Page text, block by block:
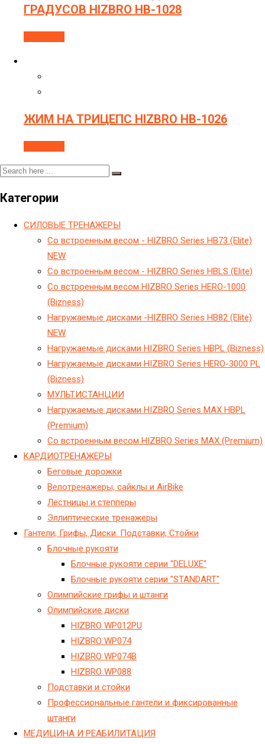
ГРАДУСОВ HIZBRO HB-1028
ЖИМ НА ТРИЦЕПС HIZBRO HB-1026
Категории
CИЛОВЫЕ ТРЕНАЖЕРЫ
Cо встроенным весом - HIZBRO Series HB73 (Elite)
NEW
Cо встроенным весом - HIZBRO Series HBLS (Elite)
Cо встроенным весом HIZBRO Series HERO-1000
(Bizness)
Hагружаемые дисками -HIZBRO Series HB82 (Elite)
NEW
Hагружаемые дисками HIZBRO Series HBPL (Bizness)
Hагружаемые дисками HIZBRO Series HERO-3000 PL
(Bizness)
МУЛЬТИСТАНЦИИ
Нагружаемые дисками HIZBRO Series MAX HBPL
(Premium)
Со встроенным весом HIZBRO Series MAX (Premium)
KАРДИОТРЕНАЖЕРЫ
Беговые дорожки
Велотренажеры, сайклы и AirBike
Лестницы и степперы
Эллиптические тренажеры
Гантели, Грифы, Диски. Подставки, Стойки
Блочные рукояти
Блочные рукояти серии "DELUXE"
Блочные рукояти серии "STANDART"
Олимпийские грифы и штанги
Олимпийские диски
HIZBRO WP012PU
HIZBRO WP074
HIZBRO WP074B
HIZBRO WP088
Подставки и стойки
Профессиональные гантели и фиксированные
штанги
МЕДИЦИНА И РЕАБИЛИТАЦИЯ